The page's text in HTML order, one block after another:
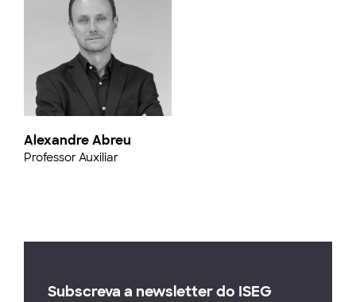
Alexandre Abreu
Professor Auxiliar
Subscreva a newsletter do ISEG